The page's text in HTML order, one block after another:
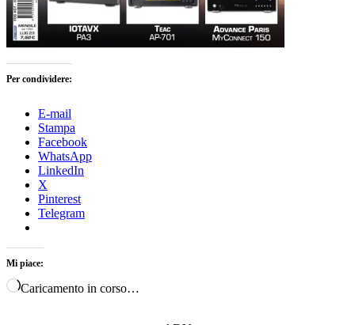
Per condividere:
E-mail
Stampa
Facebook
WhatsApp
LinkedIn
X
Pinterest
Telegram
Mi piace:
Caricamento in corso…